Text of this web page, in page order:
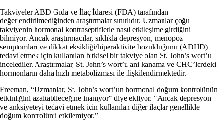
Takviyeler ABD Gıda ve İlaç İdaresi (FDA) tarafından
değerlendirilmediğinden araştırmalar sınırlıdır. Uzmanlar çoğu
takviyenin hormonal kontraseptiflerle nasıl etkileşime girdiğini
bilmiyor. Ancak araştırmacılar, sıklıkla depresyon, menopoz
semptomları ve dikkat eksikliği/hiperaktivite bozukluğunu (ADHD)
tedavi etmek için kullanılan bitkisel bir takviye olan St. John’s wort’u
incelediler. Araştırmalar, St. John’s wort’u ani kanama ve CHC’lerdeki
hormonların daha hızlı metabolizması ile ilişkilendirmektedir.
Freeman, “Uzmanlar, St. John’s wort’un hormonal doğum kontrolünün
etkinliğini azaltabileceğine inanıyor” diye ekliyor. “Ancak depresyon
ve anksiyeteyi tedavi etmek için kullanılan diğer ilaçlar genellikle
doğum kontrolünü etkilemiyor.”